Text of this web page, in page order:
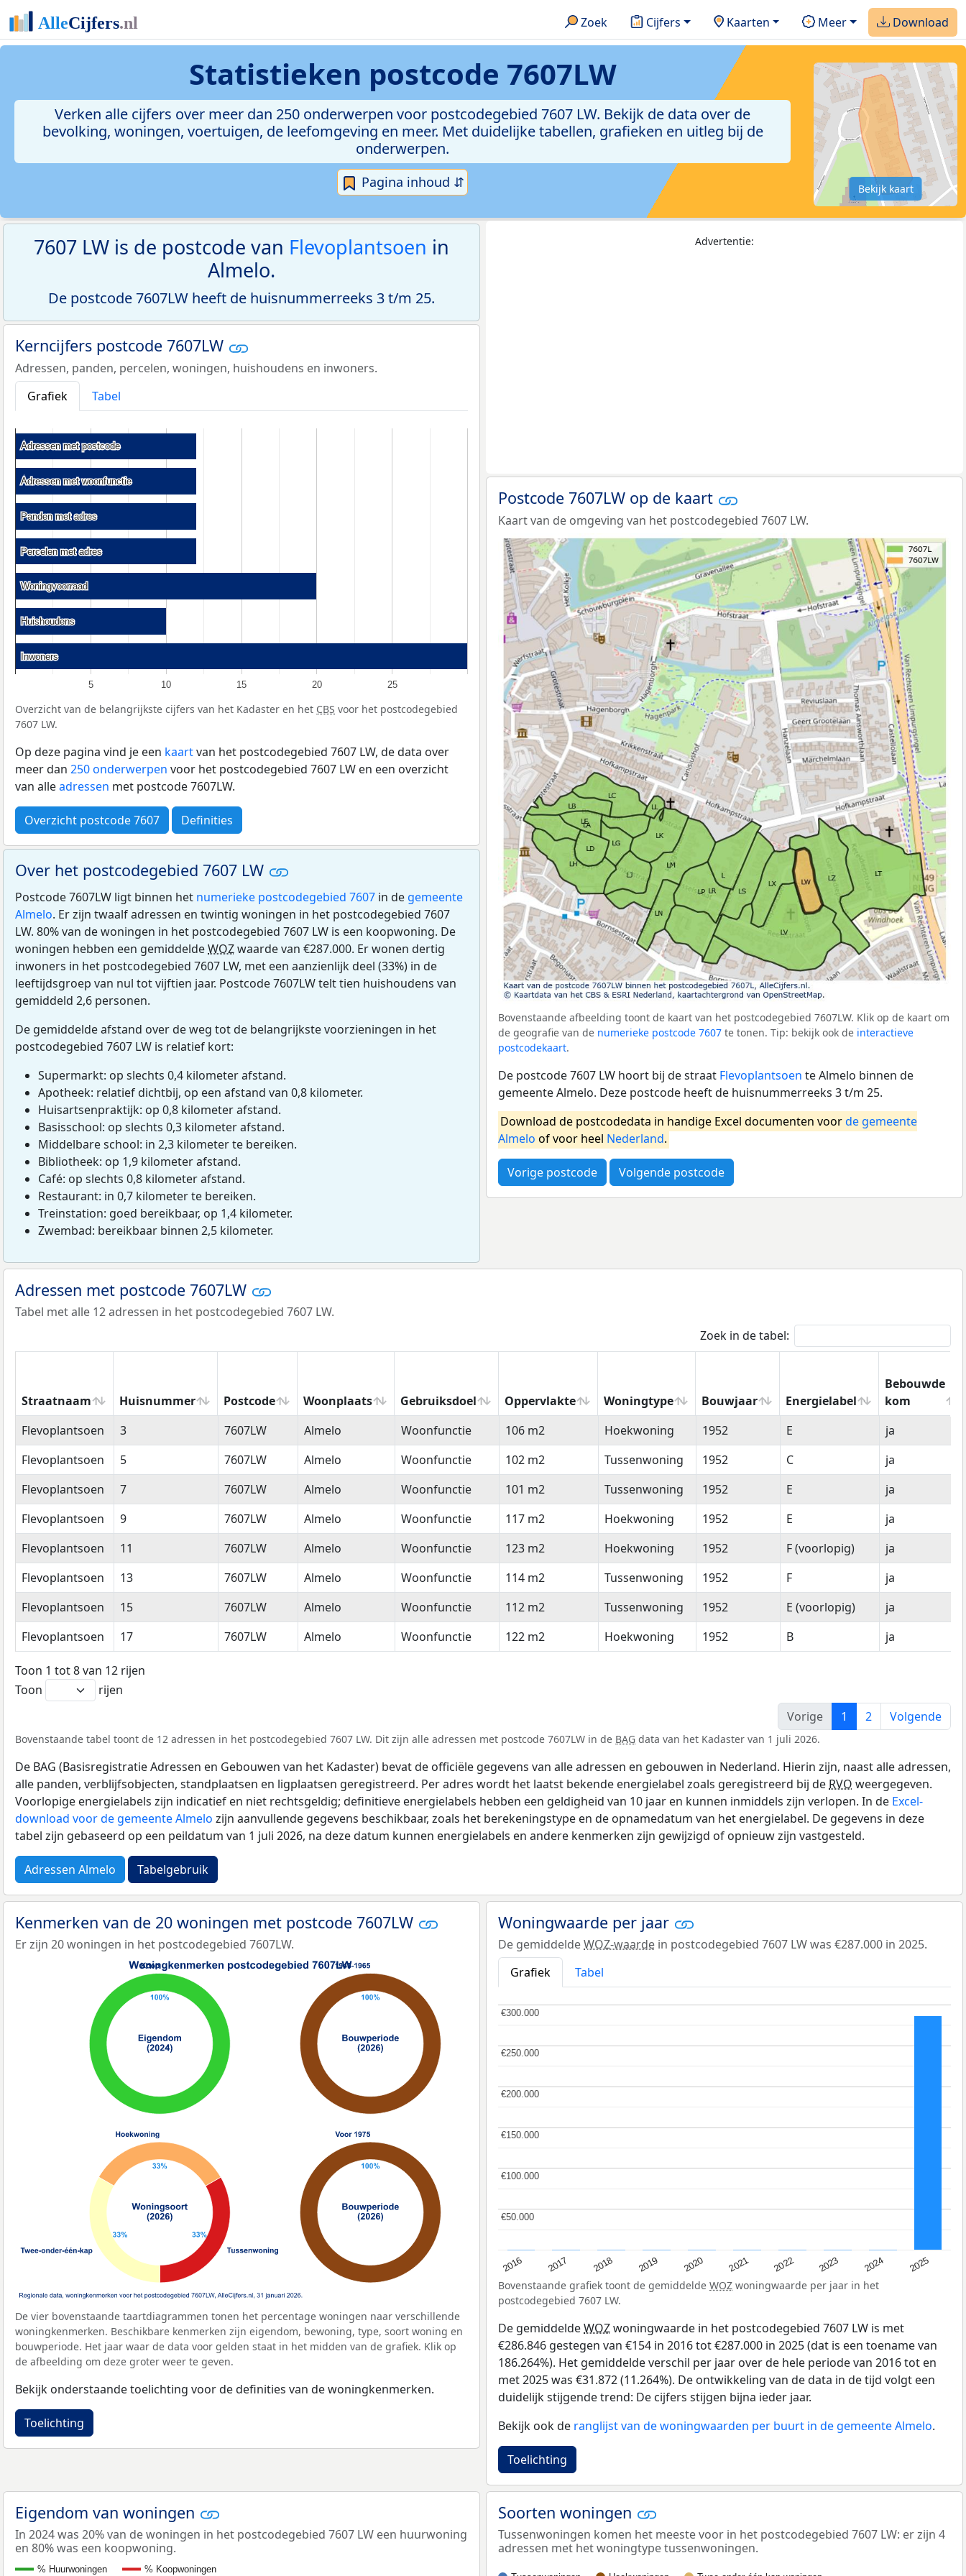
Zoek Cijfers Kaarten Meer Download
Statistieken postcode 7607LW
Verken alle cijfers over meer dan 250 onderwerpen voor postcodegebied 7607 LW. Bekijk de data over de
bevolking, woningen, voertuigen, de leefomgeving en meer. Met duidelijke tabellen, grafieken en uitleg bij de
onderwerpen.
Pagina inhoud ⇵ Bekijk kaart
7607 LW is de postcode van Flevoplantsoen in
Almelo.
De postcode 7607LW heeft de huisnummerreeks 3 t/m 25.
Kerncijfers postcode 7607LW
Adressen, panden, percelen, woningen, huishoudens en inwoners.
Grafiek
Tabel
5 10 15 20 25
Adressen met postcode
Adressen met postcode
Adressen met woonfunctie
Adressen met woonfunctie
Panden met adres
Panden met adres
Percelen met adres
Percelen met adres
Woningvoorraad
Woningvoorraad
Huishoudens
Huishoudens
Inwoners
Inwoners
Overzicht van de belangrijkste cijfers van het Kadaster en het CBS voor het postcodegebied
7607 LW.
Op deze pagina vind je een kaartvan het postcodegebied 7607 LW, de data over
meer dan 250 onderwerpen voor het postcodegebied 7607 LW en een overzicht
van alleadressen met postcode 7607LW.
Overzicht postcode 7607 Definities
Over het postcodegebied 7607 LW
Postcode 7607LW ligt binnen het numerieke postcodegebied 7607 in de gemeente
Almelo. Er zijn twaalf adressen en twintig woningen in het postcodegebied 7607
LW. 80% van de woningen in het postcodegebied 7607 LW is een koopwoning. De
woningen hebben een gemiddeldeWOZwaarde van €287.000. Er wonen dertig
inwoners in het postcodegebied 7607 LW, met een aanzienlijk deel (33%) in de
leeftijdsgroep van nul tot vijftien jaar. Postcode 7607LW telt tien huishoudens van
gemiddeld 2,6 personen.
De gemiddelde afstand over de weg tot de belangrijkste voorzieningen in het
postcodegebied 7607 LW is relatief kort:
Supermarkt: op slechts 0,4 kilometer afstand.
Apotheek: relatief dichtbij, op een afstand van 0,8 kilometer.
Huisartsenpraktijk: op 0,8 kilometer afstand.
Basisschool: op slechts 0,3 kilometer afstand.
Middelbare school: in 2,3 kilometer te bereiken.
Bibliotheek: op 1,9 kilometer afstand.
Café: op slechts 0,8 kilometer afstand.
Restaurant: in 0,7 kilometer te bereiken.
Treinstation: goed bereikbaar, op 1,4 kilometer.
Zwembad: bereikbaar binnen 2,5 kilometer.
Advertentie:
Postcode 7607LW op de kaart
Kaart van de omgeving van het postcodegebied 7607 LW.
Bovenstaande afbeelding toont de kaart van het postcodegebied 7607LW. Klik op de kaart om
de geografie van de numerieke postcode 7607 te tonen. Tip: bekijk ook de interactieve
postcodekaart.
De postcode 7607 LW hoort bij de straat Flevoplantsoen te Almelo binnen de
gemeente Almelo. Deze postcode heeft de huisnummerreeks 3 t/m 25.
Download de postcodedata in handige Excel documenten voorde gemeente
Almelo of voor heel Nederland.
Vorige postcode Volgende postcode
Adressen met postcode 7607LW
Tabel met alle 12 adressen in het postcodegebied 7607 LW.
Zoek in de tabel:
Straatnaam Huisnummer Postcode Woonplaats Gebruiksdoel Oppervlakte Woningtype Bouwjaar Energielabel
Bebouwde
kom
Straatnaam
Huisnummer Postcode Woonplaats Gebruiksdoel Oppervlakte Woningtype Bouwjaar Energielabel
Bebouwde
kom
Flevoplantsoen 3 7607LW Almelo Woonfunctie 106 m2 Hoekwoning 1952 E
ja
Flevoplantsoen
5 7607LW Almelo Woonfunctie 102 m2 Tussenwoning 1952 C
ja
Flevoplantsoen
7 7607LW Almelo Woonfunctie 101 m2 Tussenwoning 1952 E
ja
Flevoplantsoen
9 7607LW Almelo Woonfunctie 117 m2 Hoekwoning 1952 E
ja
Flevoplantsoen
11 7607LW Almelo Woonfunctie 123 m2 Hoekwoning 1952 F (voorlopig)
ja
Flevoplantsoen
13 7607LW Almelo Woonfunctie 114 m2 Tussenwoning 1952 F
ja
Flevoplantsoen
15 7607LW Almelo Woonfunctie 112 m2 Tussenwoning 1952 E (voorlopig)
ja
Flevoplantsoen
17 7607LW Almelo Woonfunctie 122 m2 Hoekwoning 1952 B ja
Toon 1 tot 8 van 12 rijen
Toon
rijen
Vorige
1 2 Volgende
Bovenstaande tabel toont de 12 adressen in het postcodegebied 7607 LW. Dit zijn alle adressen met postcode 7607LW in de BAG data van het Kadaster van 1 juli 2026.
De BAG (Basisregistratie Adressen en Gebouwen van het Kadaster) bevat de officiële gegevens van alle adressen en gebouwen in Nederland. Hierin zijn, naast alle adressen,
alle panden, verblijfsobjecten, standplaatsen en ligplaatsen geregistreerd. Per adres wordt het laatst bekende energielabel zoals geregistreerd bij de RVO weergegeven.
Voorlopige energielabels zijn indicatief en niet rechtsgeldig; definitieve energielabels hebben een geldigheid van 10 jaar en kunnen inmiddels zijn verlopen. In de Excel-
download voor de gemeente Almelo zijn aanvullende gegevens beschikbaar, zoals het berekeningstype en de opnamedatum van het energielabel. De gegevens in deze
tabel zijn gebaseerd op een peildatum van 1 juli 2026, na deze datum kunnen energielabels en andere kenmerken zijn gewijzigd of opnieuw zijn vastgesteld.
Adressen Almelo Tabelgebruik
Kenmerken van de 20 woningen met postcode 7607LW
Er zijn 20 woningen in het postcodegebied 7607LW.
De vier bovenstaande taartdiagrammen tonen het percentage woningen naar verschillende
woningkenmerken. Beschikbare kenmerken zijn eigendom, bewoning, type, soort woning en
bouwperiode. Het jaar waar de data voor gelden staat in het midden van de grafiek. Klik op
de afbeelding om deze groter weer te geven.
Bekijk onderstaande toelichting voor de definities van de woningkenmerken.
Toelichting
Woningwaarde per jaar
De gemiddeldeWOZ-waarde in postcodegebied 7607 LW was €287.000 in 2025.
Grafiek
Tabel
2016 2017 2018 2019 2020 2021 2022 2023 2024 2025
€50.000
€50.000
€100.000
€100.000
€150.000
€150.000
€200.000
€200.000
€250.000
€250.000
€300.000
€300.000
Bovenstaande grafiek toont de gemiddelde WOZ woningwaarde per jaar in het
postcodegebied 7607 LW.
De gemiddeldeWOZwoningwaarde in het postcodegebied 7607 LW is met
€286.846 gestegen van €154 in 2016 tot €287.000 in 2025 (dat is een toename van
186.264%). Het gemiddelde verschil per jaar over de hele periode van 2016 tot en
met 2025 was €31.872 (11.264%). De ontwikkeling van de data in de tijd volgt een
duidelijk stijgende trend: De cijfers stijgen bijna ieder jaar.
Bekijk ook de ranglijst van de woningwaarden per buurt in de gemeente Almelo.
Toelichting
Eigendom van woningen
In 2024 was 20% van de woningen in het postcodegebied 7607 LW een huurwoning
en 80% was een koopwoning.
% Huurwoningen % Koopwoningen
Soorten woningen
Tussenwoningen komen het meeste voor in het postcodegebied 7607 LW: er zijn 4
adressen met het woningtype tussenwoningen.